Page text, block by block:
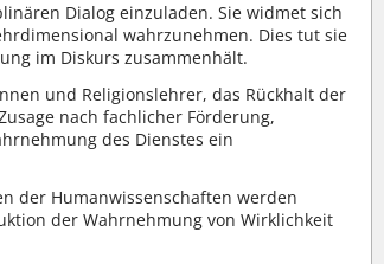
Dialog einzuladen. Sie widmet sich
wahrzunehmen. Dies tut sie
im Diskurs zusammenhält.
und Religionslehrer, das Rückhalt der
nach fachlicher Förderung,
des Dienstes ein
der Humanwissenschaften werden
der Wahrnehmung von Wirklichkeit